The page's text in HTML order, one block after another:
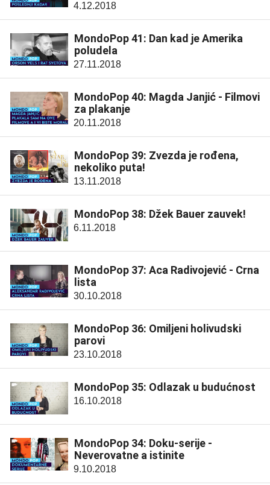
4.12.2018
MondoPop 41: Dan kad je Amerika
poludela
27.11.2018
MondoPop 40: Magda Janjić - Filmovi
za plakanje
20.11.2018
MondoPop 39: Zvezda je rođena,
nekoliko puta!
13.11.2018
MondoPop 38: Džek Bauer zauvek!
6.11.2018
MondoPop 37: Aca Radivojević - Crna
lista
30.10.2018
MondoPop 36: Omiljeni holivudski
parovi
23.10.2018
MondoPop 35: Odlazak u budućnost
16.10.2018
MondoPop 34: Doku-serije -
Neverovatne a istinite
9.10.2018